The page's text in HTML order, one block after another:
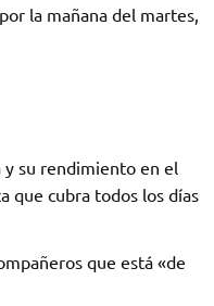
la mañana del martes,
y su rendimiento en el
que cubra todos los días
que está «de